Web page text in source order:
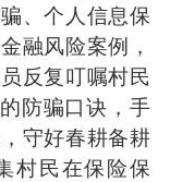
、个人信息保
融风险案例，
反复叮嘱村民
防骗口诀，手
守好春耕备耕
村民在保险保